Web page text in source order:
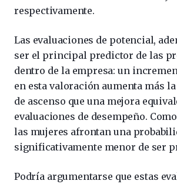
respectivamente.
Las evaluaciones de potencial,
ser el principal predictor de las
dentro de la empresa: un
en esta valoración aumenta más
de ascenso que una mejora
evaluaciones de desempeño.
las mujeres afrontan una
significativamente menor de ser
Podría argumentarse que estas